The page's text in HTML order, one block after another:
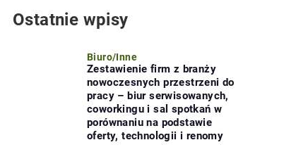
Ostatnie wpisy
Biuro/Inne
Zestawienie firm z branży
nowoczesnych przestrzeni do
pracy – biur serwisowanych,
coworkingu i sal spotkań w
porównaniu na podstawie
oferty, technologii i renomy